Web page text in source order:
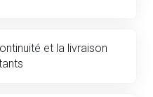
et la livraison